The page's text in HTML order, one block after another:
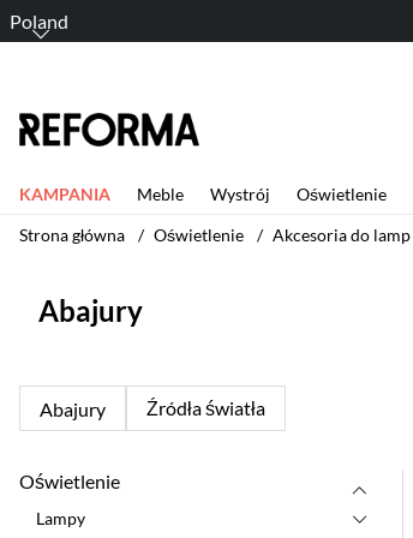
Poland
KAMPANIA Meble Wystrój Oświetlenie
Strona główna
Oświetlenie Akcesoria do lamp
Abajury
Abajury Źródła światła
Oświetlenie
Lampy